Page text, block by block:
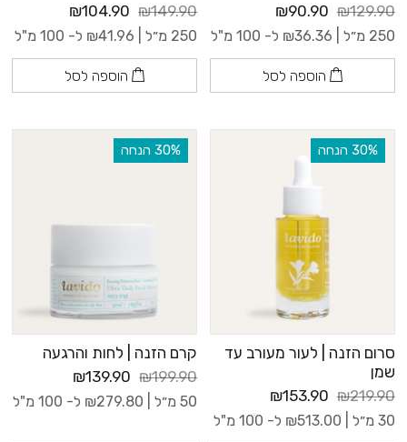
₪129.90
₪90.90
250 מ״ל | ₪36.36 ל- 100 מ"ל
הוספה לסל
₪149.90
₪104.90
250 מ״ל | ₪41.96 ל- 100 מ"ל
הוספה לסל
‫30% הנחה
סרום הזנה | לעור מעורב עד
שמן
₪219.90
₪153.90
30 מ״ל | ₪513.00 ל- 100 מ"ל
‫30% הנחה
קרם הזנה | לחות והרגעה
₪199.90
₪139.90
50 מ״ל | ₪279.80 ל- 100 מ"ל